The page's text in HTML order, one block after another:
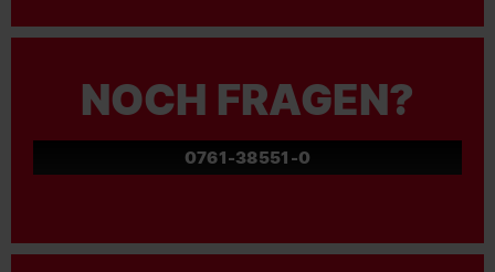
NOCH FRAGEN?
0761-38551-0